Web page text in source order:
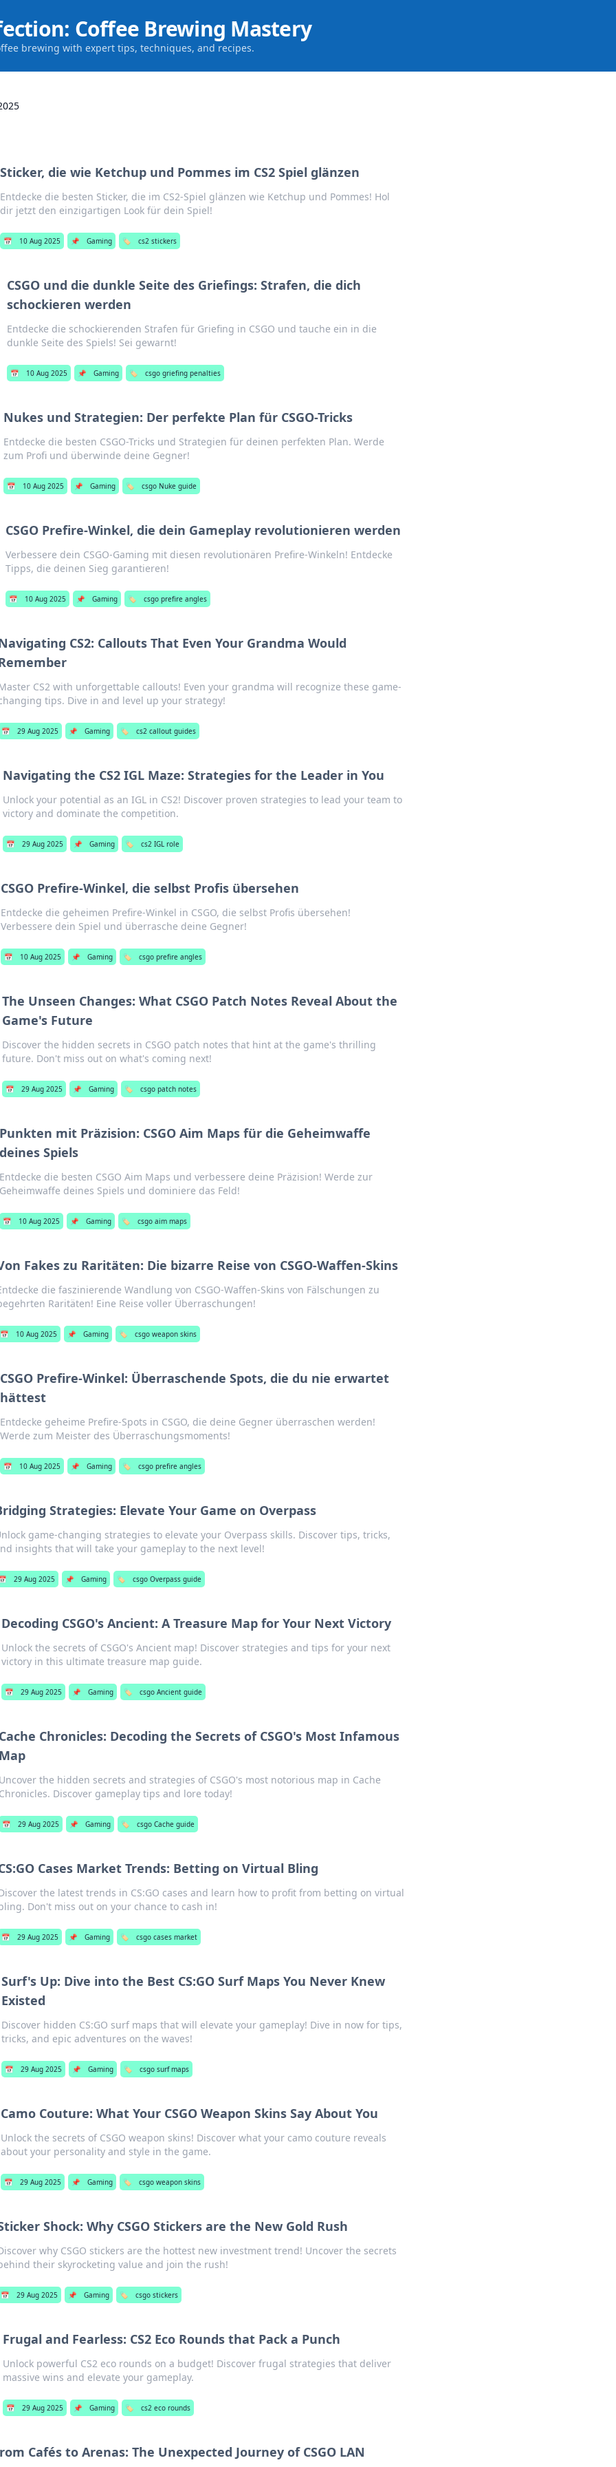
Coffee Brewing Mastery
brewing with expert tips, techniques, and recipes.
Sticker, die wie Ketchup und Pommes im CS2 Spiel glänzen
Entdecke die besten Sticker, die im CS2-Spiel glänzen wie Ketchup und Pommes! Hol
dir jetzt den einzigartigen Look für dein Spiel!
📅 10 Aug 2025 📌 Gaming 🏷️ cs2 stickers
CSGO und die dunkle Seite des Griefings: Strafen, die dich
schockieren werden
Entdecke die schockierenden Strafen für Griefing in CSGO und tauche ein in die
dunkle Seite des Spiels! Sei gewarnt!
📅 10 Aug 2025 📌 Gaming 🏷️ csgo griefing penalties
Nukes und Strategien: Der perfekte Plan für CSGO-Tricks
Entdecke die besten CSGO-Tricks und Strategien für deinen perfekten Plan. Werde
zum Profi und überwinde deine Gegner!
📅 10 Aug 2025 📌 Gaming 🏷️ csgo Nuke guide
CSGO Prefire-Winkel, die dein Gameplay revolutionieren werden
Verbessere dein CSGO-Gaming mit diesen revolutionären Prefire-Winkeln! Entdecke
Tipps, die deinen Sieg garantieren!
📅 10 Aug 2025 📌 Gaming 🏷️ csgo prefire angles
CS2: Callouts That Even Your Grandma Would
CS2 with unforgettable callouts! Even your grandma will recognize these game-
tips. Dive in and level up your strategy!
📅 29 Aug 2025 📌 Gaming 🏷️ cs2 callout guides
Navigating the CS2 IGL Maze: Strategies for the Leader in You
Unlock your potential as an IGL in CS2! Discover proven strategies to lead your team to
victory and dominate the competition.
📅 29 Aug 2025 📌 Gaming 🏷️ cs2 IGL role
CSGO Prefire-Winkel, die selbst Profis übersehen
Entdecke die geheimen Prefire-Winkel in CSGO, die selbst Profis übersehen!
Verbessere dein Spiel und überrasche deine Gegner!
📅 10 Aug 2025 📌 Gaming 🏷️ csgo prefire angles
The Unseen Changes: What CSGO Patch Notes Reveal About the
Game's Future
Discover the hidden secrets in CSGO patch notes that hint at the game's thrilling
future. Don't miss out on what's coming next!
📅 29 Aug 2025 📌 Gaming 🏷️ csgo patch notes
mit Präzision: CSGO Aim Maps für die Geheimwaffe
Spiels
die besten CSGO Aim Maps und verbessere deine Präzision! Werde zur
deines Spiels und dominiere das Feld!
📅 10 Aug 2025 📌 Gaming 🏷️ csgo aim maps
Fakes zu Raritäten: Die bizarre Reise von CSGO-Waffen-Skins
die faszinierende Wandlung von CSGO-Waffen-Skins von Fälschungen zu
Raritäten! Eine Reise voller Überraschungen!
📅 10 Aug 2025 📌 Gaming 🏷️ csgo weapon skins
CSGO Prefire-Winkel: Überraschende Spots, die du nie erwartet
hättest
Entdecke geheime Prefire-Spots in CSGO, die deine Gegner überraschen werden!
Werde zum Meister des Überraschungsmoments!
📅 10 Aug 2025 📌 Gaming 🏷️ csgo prefire angles
Strategies: Elevate Your Game on Overpass
game-changing strategies to elevate your Overpass skills. Discover tips, tricks,
insights that will take your gameplay to the next level!
29 Aug 2025 📌 Gaming 🏷️ csgo Overpass guide
Decoding CSGO's Ancient: A Treasure Map for Your Next Victory
Unlock the secrets of CSGO's Ancient map! Discover strategies and tips for your next
victory in this ultimate treasure map guide.
📅 29 Aug 2025 📌 Gaming 🏷️ csgo Ancient guide
Chronicles: Decoding the Secrets of CSGO's Most Infamous
the hidden secrets and strategies of CSGO's most notorious map in Cache
Discover gameplay tips and lore today!
📅 29 Aug 2025 📌 Gaming 🏷️ csgo Cache guide
Cases Market Trends: Betting on Virtual Bling
the latest trends in CS:GO cases and learn how to profit from betting on virtual
Don't miss out on your chance to cash in!
📅 29 Aug 2025 📌 Gaming 🏷️ csgo cases market
Surf's Up: Dive into the Best CS:GO Surf Maps You Never Knew
Existed
Discover hidden CS:GO surf maps that will elevate your gameplay! Dive in now for tips,
tricks, and epic adventures on the waves!
📅 29 Aug 2025 📌 Gaming 🏷️ csgo surf maps
Camo Couture: What Your CSGO Weapon Skins Say About You
Unlock the secrets of CSGO weapon skins! Discover what your camo couture reveals
about your personality and style in the game.
📅 29 Aug 2025 📌 Gaming 🏷️ csgo weapon skins
Shock: Why CSGO Stickers are the New Gold Rush
why CSGO stickers are the hottest new investment trend! Uncover the secrets
their skyrocketing value and join the rush!
📅 29 Aug 2025 📌 Gaming 🏷️ csgo stickers
Frugal and Fearless: CS2 Eco Rounds that Pack a Punch
Unlock powerful CS2 eco rounds on a budget! Discover frugal strategies that deliver
massive wins and elevate your gameplay.
📅 29 Aug 2025 📌 Gaming 🏷️ cs2 eco rounds
Cafés to Arenas: The Unexpected Journey of CSGO LAN